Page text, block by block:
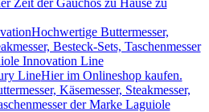
Zeit der Gauchos zu Hause zu
Hochwertige Buttermesser,
Besteck-Sets, Taschenmesser
Innovation Line
LineHier im Onlineshop kaufen.
Käsemesser, Steakmesser,
der Marke Laguiole